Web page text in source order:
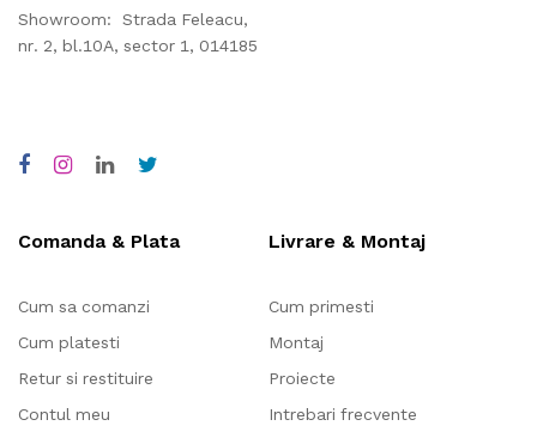
Showroom: Strada Feleacu,
nr. 2, bl.10A, sector 1, 014185
Comanda & Plata
Cum sa comanzi
Cum platesti
Retur si restituire
Contul meu
Livrare & Montaj
Cum primesti
Montaj
Proiecte
Intrebari frecvente